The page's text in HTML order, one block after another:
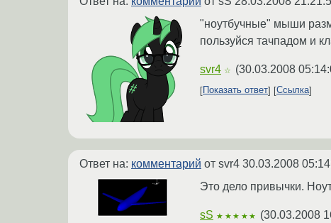
"ноутбучные" мыши
пользуйся тачпадом и
svr4 ☆ (30.03.2008
Показать ответ Ссылка
Ответ на: комментарий от svr4 30.03.2008
Это дело привычки.
sS ★★★★★ (30.03.2008